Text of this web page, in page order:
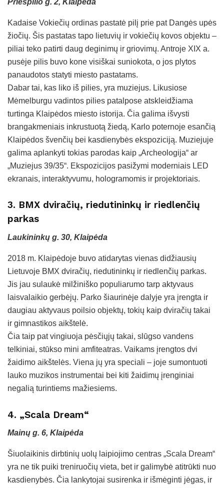
Kadaise Vokiečių ordinas pastatė pilį prie pat Dangės upės
žiočių. Šis pastatas tapo lietuvių ir vokiečių kovos objektu –
piliai teko patirti daug deginimų ir griovimų. Antroje XIX a.
pusėje pilis buvo kone visiškai suniokota, o jos plytos
panaudotos statyti miesto pastatams.
Dabar tai, kas liko iš pilies, yra muziejus. Likusiose
Mėmelburgu vadintos pilies patalpose atskleidžiama
turtinga Klaipėdos miesto istorija. Čia galima išvysti
brangakmeniais inkrustuotą žiedą, Karlo poternoje esančią
Klaipėdos švenčių bei kasdienybės ekspoziciją. Muziejuje
galima aplankyti tokias parodas kaip „Archeologija“ ar
„Muziejus 39/35“. Ekspozicijos pasižymi moderniais LED
ekranais, interaktyvumu, hologramomis ir projektoriais.
3. BMX dviračių, riedutininkų ir riedlenčių
parkas
Laukininkų g. 30, Klaipėda
2018 m. Klaipėdoje buvo atidarytas vienas didžiausių
Lietuvoje BMX dviračių, riedutininkų ir riedlenčių parkas.
Jis jau sulaukė milžiniško populiarumo tarp aktyvaus
laisvalaikio gerbėjų. Parko šiaurinėje dalyje yra įrengta ir
daugiau aktyvaus poilsio objektų, tokių kaip dviračių takai
ir gimnastikos aikštelė.
Čia taip pat vingiuoja pėsčiųjų takai, slūgso vandens
telkiniai, stūkso mini amfiteatras. Vaikams įrengtos dvi
žaidimo aikštelės. Viena jų yra speciali – joje sumontuoti
lauko muzikos instrumentai bei kiti žaidimų įrenginiai
negalią turintiems mažiesiems.
4. „Scala Dream“
Mainų g. 6, Klaipėda
Šiuolaikinis dirbtinių uolų laipiojimo centras „Scala Dream“
yra ne tik puiki treniruočių vieta, bet ir galimybė atitrūkti nuo
kasdienybės. Čia lankytojai susirenka ir išmėginti jėgas, ir